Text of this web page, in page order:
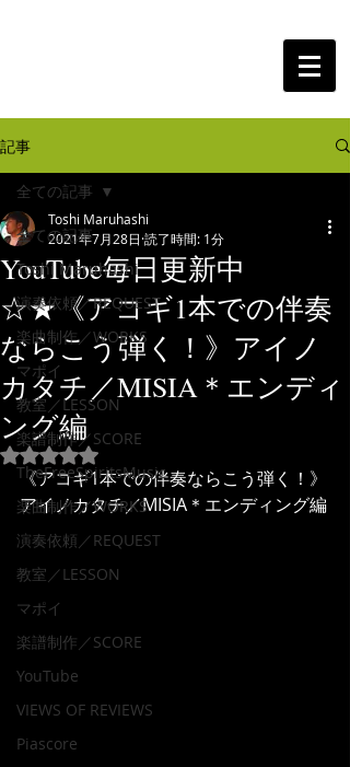
記事
全ての記事
Toshi Maruhashi
演奏依頼／REQUEST
楽曲制作／WORKS
マポイ
教室／LESSON
楽譜制作／SCORE
TheFreeSpiritsMusic
楽曲制作／WORKS
演奏依頼／REQUEST
教室／LESSON
マポイ
楽譜制作／SCORE
YouTube
VIEWS OF REVIEWS
Piascore
全ての記事
YouTube毎日更新中
☆★《アコギ1本での伴奏
ならこう弾く！》アイノ
カタチ／MISIA＊エンディ
ング編
Toshi Maruhashi
2021年7月28日 読了時間: 1分
5つ星のうちNaNと評価されています。
《アコギ1本での伴奏ならこう弾く！》
アイノカタチ／MISIA＊エンディング編